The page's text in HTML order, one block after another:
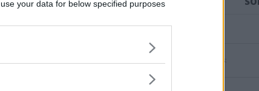
your data for below specified purposes
är sjätte numret
Veckans Annons: